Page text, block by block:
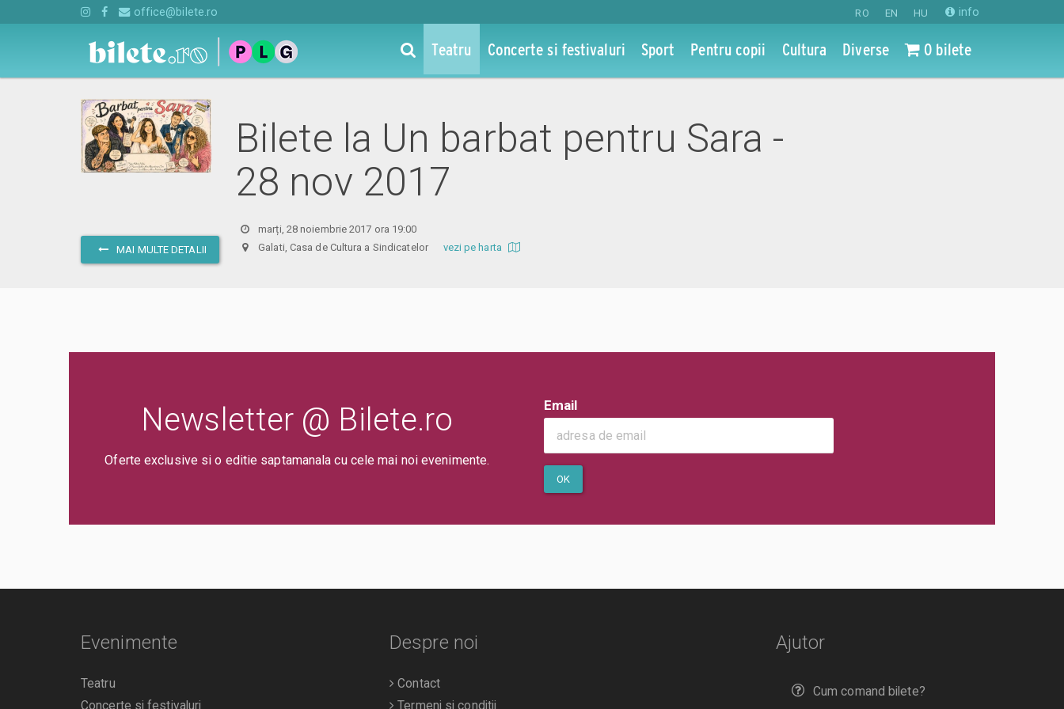
RO EN HU info
office@bilete.ro
Teatru Concerte si festivaluri Sport Pentru copii Cultura Diverse 0 bilete
MAI MULTE DETALII
Bilete la Un barbat pentru Sara -
28 nov 2017
marți, 28 noiembrie 2017 ora 19:00
Galati, Casa de Cultura a Sindicatelor vezi pe harta
Newsletter @ Bilete.ro
Oferte exclusive si o editie saptamanala cu cele mai noi evenimente.
Email
OK
Ajutor
Cum comand bilete?
Evenimente
Teatru
Concerte si festivaluri
Despre noi
Contact
Termeni si conditii